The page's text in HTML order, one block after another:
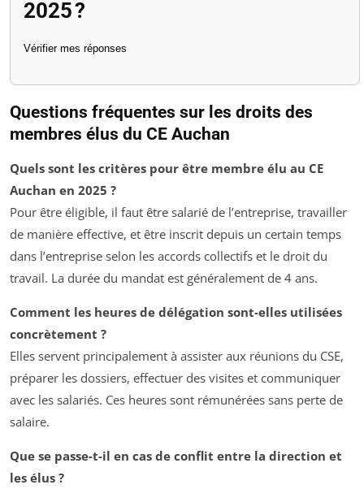
2025 ?
Vérifier mes réponses
Questions fréquentes sur les droits des
membres élus du CE Auchan
Quels sont les critères pour être membre élu au CE
Auchan en 2025 ?
Pour être éligible, il faut être salarié de l’entreprise, travailler
de manière effective, et être inscrit depuis un certain temps
dans l’entreprise selon les accords collectifs et le droit du
travail. La durée du mandat est généralement de 4 ans.
Comment les heures de délégation sont-elles utilisées
concrètement ?
Elles servent principalement à assister aux réunions du CSE,
préparer les dossiers, effectuer des visites et communiquer
avec les salariés. Ces heures sont rémunérées sans perte de
salaire.
Que se passe-t-il en cas de conflit entre la direction et
les élus ?